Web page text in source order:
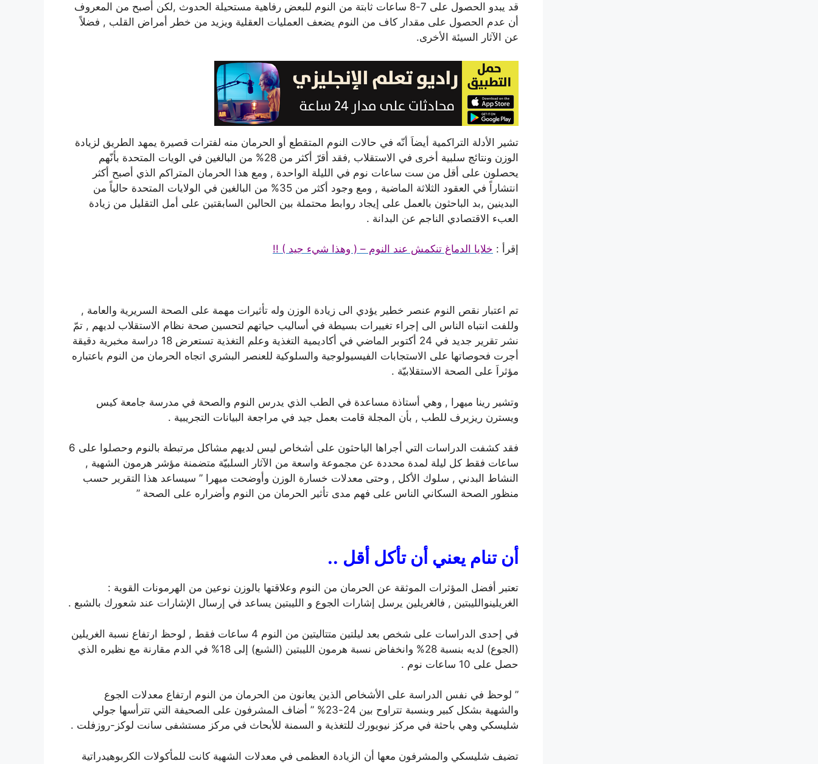
قد يبدو الحصول على 7-8 ساعات ثابتة من النوم للبعض رفاهية مستحيلة الحدوث ,لكن أصبح من المعروف
أن عدم الحصول على مقدار كاف من النوم يضعف العمليات العقلية ويزيد من خطر أمراض القلب , فضلاً
عن الآثار السيئة الأخرى.
تشير الأدلة التراكمية أيضاَ أنّه في حالات النوم المتقطع أو الحرمان منه لفترات قصيرة يمهد الطريق لزيادة
الوزن ونتائج سلبية أخرى في الاستقلاب ,فقد أقرّ أكثر من 28% من البالغين في الويات المتحدة بأنّهم
يحصلون على أقل من ست ساعات نوم في الليلة الواحدة , ومع هذا الحرمان المتراكم الذي أصبح أكثر
انتشاراً في العقود الثلاثة الماضية , ومع وجود أكثر من 35% من البالغين في الولايات المتحدة حالياً من
البدينين ,بد الباحثون بالعمل على إيجاد روابط محتملة بين الحالين السابقتين على أمل التقليل من زيادة
العبء الاقتصادي الناجم عن البدانة .
إقرأ : خلايا الدماغ تنكمش عند النوم – ( وهذا شيء جيد ) !!
تم اعتبار نقص النوم عنصر خطير يؤدي الى زيادة الوزن وله تأثيرات مهمة على الصحة السريرية والعامة ,
وللفت انتباه الناس الى إجراء تغييرات بسيطة في أساليب حياتهم لتحسين صحة نظام الاستقلاب لديهم , تمّ
نشر تقرير جديد في 24 أكتوبر الماضي في أكاديمية التغذية وعلم التغذية تستعرض 18 دراسة مخبرية دقيقة
أجرت فحوصاتها على الاستجابات الفيسيولوجية والسلوكية للعنصر البشري اتجاه الحرمان من النوم باعتباره
مؤثراَ على الصحة الاستقلابيّة .
وتشير رينا ميهرا , وهي أستاذة مساعدة في الطب الذي يدرس النوم والصحة في مدرسة جامعة كيس
ويسترن ريزيرف للطب , بأن المجلة قامت بعمل جيد في مراجعة البيانات التجريبية .
فقد كشفت الدراسات التي أجراها الباحثون على أشخاص ليس لديهم مشاكل مرتبطة بالنوم وحصلوا على 6
ساعات فقط كل ليلة لمدة محددة عن مجموعة واسعة من الآثار السلبيّة متضمنة مؤشر هرمون الشهية ,
النشاط البدني , سلوك الأكل , وحتى معدلات خسارة الوزن وأوضحت ميهرا ” سيساعد هذا التقرير حسب
منظور الصحة السكاني الناس على فهم مدى تأثير الحرمان من النوم وأضراره على الصحة ”
أن تنام يعني أن تأكل أقل ..
تعتبر أفضل المؤثرات الموثقة عن الحرمان من النوم وعلاقتها بالوزن نوعين من الهرمونات القوية :
الغريلينوالليبتين , فالغريلين يرسل إشارات الجوع و الليبتين يساعد في إرسال الإشارات عند شعورك بالشبع .
في إحدى الدراسات على شخص بعد ليلتين متتاليتين من النوم 4 ساعات فقط , لوحظ ارتفاع نسبة الغريلين
(الجوع) لديه بنسبة 28% وانخفاض نسبة هرمون الليبتين (الشبع) إلى 18% في الدم مقارنة مع نظيره الذي
حصل على 10 ساعات نوم .
” لوحظ في نفس الدراسة على الأشخاص الذين يعانون من الحرمان من النوم ارتفاع معدلات الجوع
والشهية بشكل كبير وبنسبة تتراوح بين 24-23% ” أضاف المشرفون على الصحيفة التي تترأسها جولي
شليسكي وهي باحثة في مركز نيويورك للتغذية و السمنة للأبحاث في مركز مستشفى سانت لوكز-روزفلت .
تضيف شليسكي والمشرفون معها أن الزيادة العظمى في معدلات الشهية كانت للمأكولات الكربوهيدراتية